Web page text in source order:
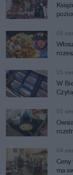
05
05
W
05
04
Ceny
ma